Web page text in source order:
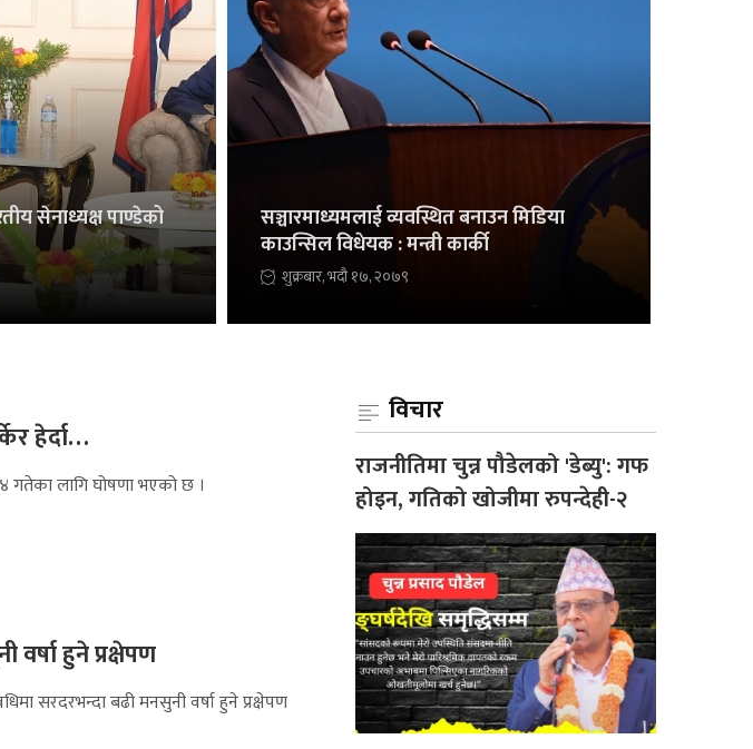
सेनाध्यक्ष पाण्डेको
सञ्चारमाध्यमलाई व्यवस्थित बनाउन मिडिया
काउन्सिल विधेयक : मन्त्री कार्की
शुक्रबार, भदौ १७, २०७९
हेर्दा…
गतेका लागि घोषणा भएको छ ।
हुने प्रक्षेपण
सरदरभन्दा बढी मनसुनी वर्षा हुने प्रक्षेपण
विचार
राजनीतिमा चुन्न पौडेलको 'डेब्यु': गफ
होइन, गतिको खोजीमा रुपन्देही-२